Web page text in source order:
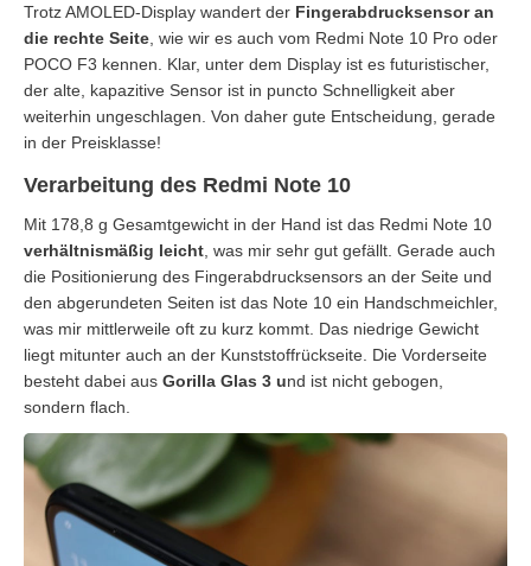
Trotz AMOLED-Display wandert der Fingerabdrucksensor an
die rechte Seite , wie wir es auch vom Redmi Note 10 Pro oder
POCO F3 kennen. Klar, unter dem Display ist es futuristischer,
der alte, kapazitive Sensor ist in puncto Schnelligkeit aber
weiterhin ungeschlagen. Von daher gute Entscheidung, gerade
in der Preisklasse!
Verarbeitung des Redmi Note 10
Mit 178,8 g Gesamtgewicht in der Hand ist das Redmi Note 10
verhältnismäßig leicht , was mir sehr gut gefällt. Gerade auch
die Positionierung des Fingerabdrucksensors an der Seite und
den abgerundeten Seiten ist das Note 10 ein Handschmeichler,
was mir mittlerweile oft zu kurz kommt. Das niedrige Gewicht
liegt mitunter auch an der Kunststoffrückseite. Die Vorderseite
besteht dabei aus Gorilla Glas 3 und ist nicht gebogen,
sondern flach.